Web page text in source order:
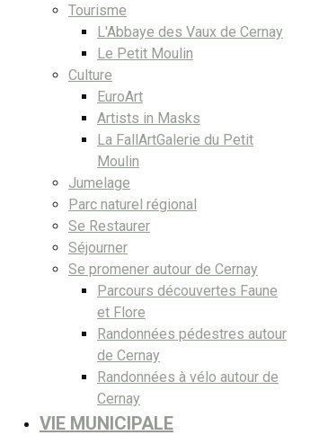
Tourisme
L'Abbaye des Vaux de Cernay
Le Petit Moulin
Culture
EuroArt
Artists in Masks
La FallArtGalerie du Petit
Moulin
Jumelage
Parc naturel régional
Se Restaurer
Séjourner
Se promener autour de Cernay
Parcours découvertes Faune
et Flore
Randonnées pédestres autour
de Cernay
Randonnées à vélo autour de
Cernay
VIE MUNICIPALE